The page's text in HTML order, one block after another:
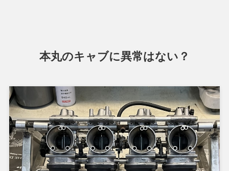
本丸のキャブに異常はない？